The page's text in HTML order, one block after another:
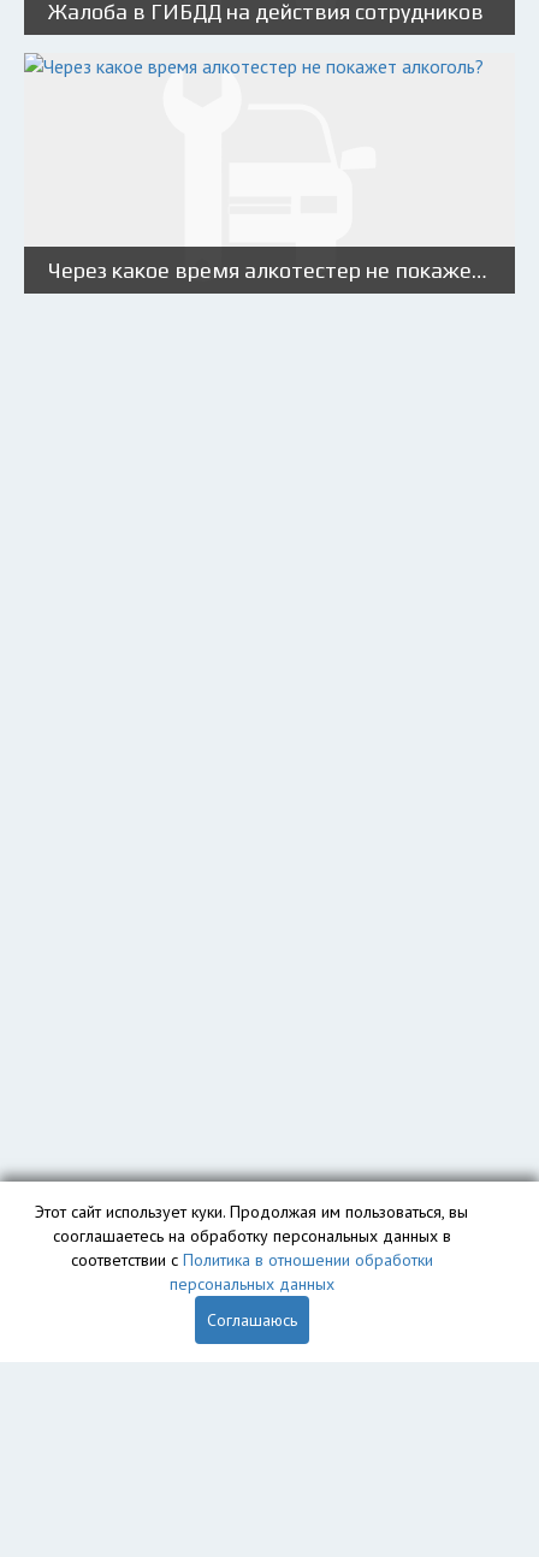
Жалоба в ГИБДД на действия сотрудников
Через какое время алкотестер не покажет алкоголь?
Этот сайт использует куки. Продолжая им пользоваться, вы
сооглашаетесь на обработку персональных данных в
соответствии с Политика в отношении обработки
персональных данных
Соглашаюсь